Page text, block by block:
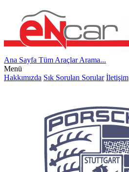
Ana Sayfa Tüm AraçlarArama...
Menü
Hakkımızda Sık Sorulan Sorular İletişim